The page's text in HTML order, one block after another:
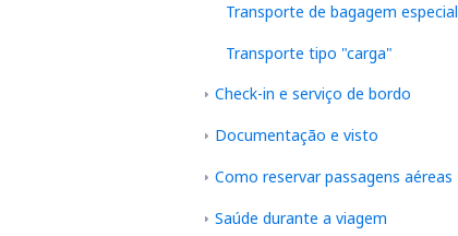
Transporte de bagagem especial
Transporte tipo "carga"
Check-in e serviço de bordo
Documentação e visto
Como reservar passagens aéreas
Saúde durante a viagem